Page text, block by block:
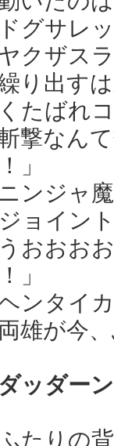
ドグサレ
クザス
り出す
くたばれ
斬撃なん
」
ンジャ魔
ョイン
うおお
」
ンタイカ
雄が今、
ダッダー
たりの背